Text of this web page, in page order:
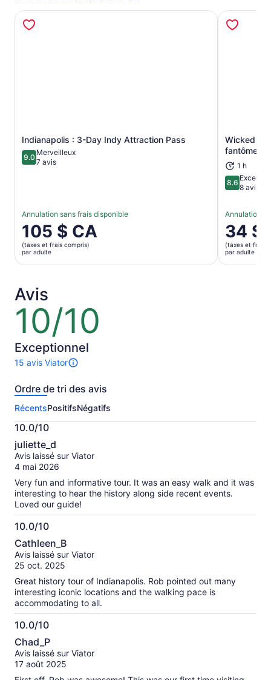
Indianapolis : 3-Day Indy Attraction Pass
9.09.0 sur 10
Merveilleux
7 avis
Annulation sans frais disponible
Le
prix
est
de 105 $ CA.
adulte
105 $ CA
(taxes et frais compris)
par adulte
S’ouvre dans un nouvel onglet
Wicked
fantômes
1 h
8.68.6 sur 10
Excellent
8 avis
Annulation
Le
prix
est
de 34 $
34 $
(taxes et frais
par adulte
Avis
10/10
10
10
Exceptionnel
15 avis Viator
Il
a
sur
cette
activité.
Plus
de
renseignements
les
avis
vérifiés
Ordre de tri des avis
RécentsPositifsNégatifs
10.0/10
10.0
sur
10
juliette_d
Avis laissé sur Viator
4 mai 2026
Very fun and informative tour. It was an easy walk and it was
interesting to hear the history along side recent events.
Loved our guide!
10.0/10
10.0
sur
10
Cathleen_B
Avis laissé sur Viator
25 oct. 2025
Great history tour of Indianapolis. Rob pointed out many
interesting iconic locations and the walking pace is
accommodating to all.
10.0/10
10.0
sur
10
Chad_P
Avis laissé sur Viator
17 août 2025